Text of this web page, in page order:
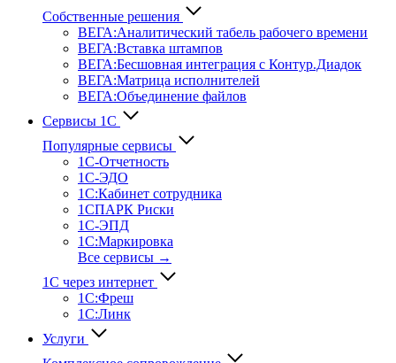
Собственные решения
ВЕГА:Аналитичес­кий табель рабочего времени
ВЕГА:Вставка штампов
ВЕГА:Бесшовная интеграция с Контур.Диадок
ВЕГА:Матрица исполнителей
ВЕГА:Объединение файлов
Сервисы 1С
Популярные сервисы
1С-Отчет­ность
1С-ЭДО
1С:Кабинет сотрудника
1СПАРК Риски
1С-ЭПД
1С:Маркировка
Все сервисы →
1С через интернет
1С:Фреш
1С:Линк
Услуги